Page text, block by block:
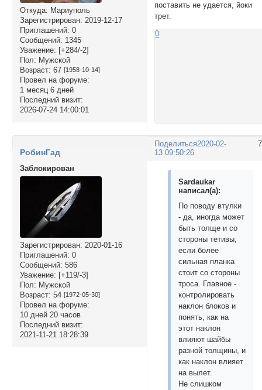
Откуда: Мариуполь
Зарегистрирован: 2019-12-17
Приглашений: 0
Сообщений: 1345
Уважение: [+284/-2]
Пол: Мужской
Возраст: 67 [1958-10-14]
Провел на форуме:
1 месяц 6 дней
Последний визит:
2026-07-24 14:00:01
поставить не удается, йоки
трет.
0
Поделиться2020-02-
13 09:50:26
РобинГад
Заблокирован
Зарегистрирован: 2020-01-16
Приглашений: 0
Сообщений: 586
Уважение: [+119/-3]
Пол: Мужской
Возраст: 54 [1972-05-30]
Провел на форуме:
10 дней 20 часов
Последний визит:
2021-11-21 18:28:39
Sardaukar
написал(а):
По поводу втулки
- да, иногда может
быть толще и со
стороны тетивы,
если более
сильная планка
стоит со стороны
троса. Главное -
контролировать
наклон блоков и
понять, как на
этот наклон
влияют шайбы
разной толщины, и
как наклон влияет
на вылет.
Не слишком